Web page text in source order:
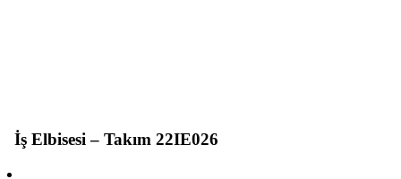
İş Elbisesi – Takım 22IE026